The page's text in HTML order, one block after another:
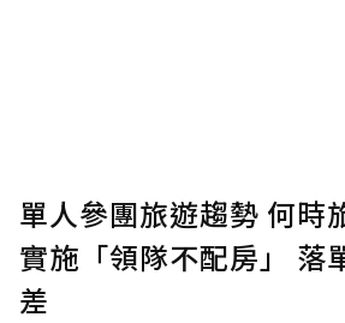
單人參團旅遊趨勢 何時
實施「領隊不配房」 落
差